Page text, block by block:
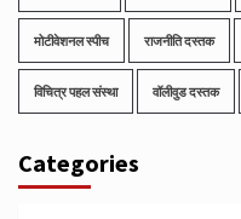
मोटीवेशनल स्पीच राजनीति दस्तक
विचित्र पहल संस्था वॉलीवुड दस्तक
Categories